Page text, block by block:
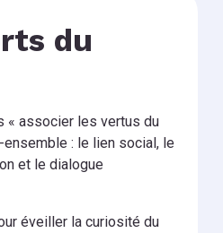
du
« associer les vertus du
: le lien social, le
et le dialogue
éveiller la curiosité du